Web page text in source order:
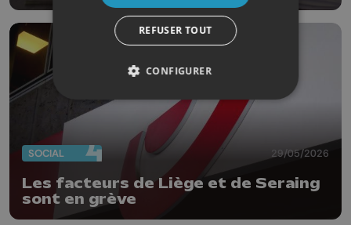
SOCIAL 29/05/2026
Les facteurs de Liège et de Seraing
sont en grève
REFUSER TOUT
CONFIGURER